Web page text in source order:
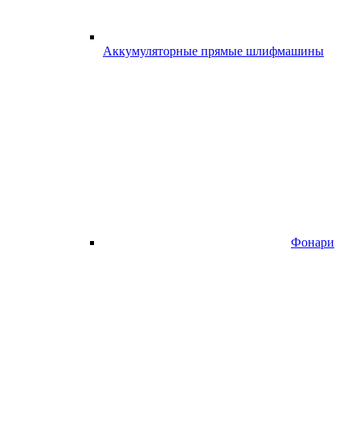
Аккумуляторные прямые шлифмашины
Фонари